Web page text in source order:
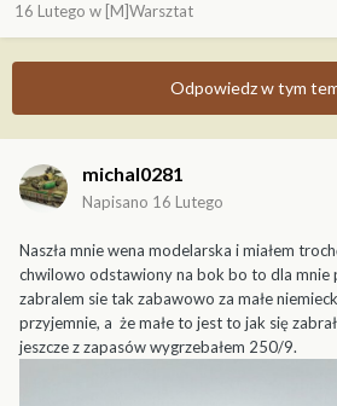
16 Lutego w [M]Warsztat
Odpowiedz w tym
michal0281
Napisano 16 Lutego
Naszła mnie wena modelarska i miałem
chwilowo odstawiony na bok bo to dla mnie
zabralem sie tak zabawowo za małe
przyjemnie, a że małe to jest to jak się
jeszcze z zapasów wygrzebałem 250/9.